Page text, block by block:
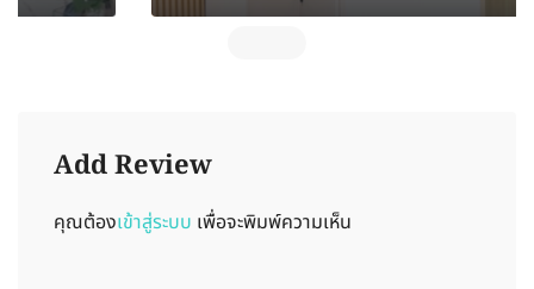
Add Review
คุณต้องเข้าสู่ระบบ เพื่อจะพิมพ์ความเห็น